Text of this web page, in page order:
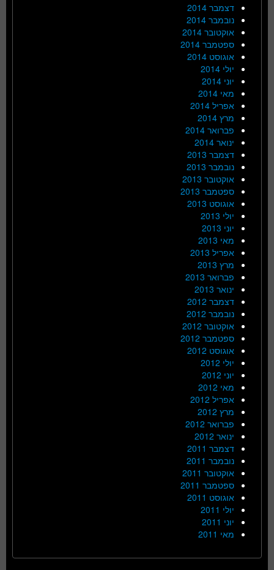
דצמבר 2014
נובמבר 2014
אוקטובר 2014
ספטמבר 2014
אוגוסט 2014
יולי 2014
יוני 2014
מאי 2014
אפריל 2014
מרץ 2014
פברואר 2014
ינואר 2014
דצמבר 2013
נובמבר 2013
אוקטובר 2013
ספטמבר 2013
אוגוסט 2013
יולי 2013
יוני 2013
מאי 2013
אפריל 2013
מרץ 2013
פברואר 2013
ינואר 2013
דצמבר 2012
נובמבר 2012
אוקטובר 2012
ספטמבר 2012
אוגוסט 2012
יולי 2012
יוני 2012
מאי 2012
אפריל 2012
מרץ 2012
פברואר 2012
ינואר 2012
דצמבר 2011
נובמבר 2011
אוקטובר 2011
ספטמבר 2011
אוגוסט 2011
יולי 2011
יוני 2011
מאי 2011